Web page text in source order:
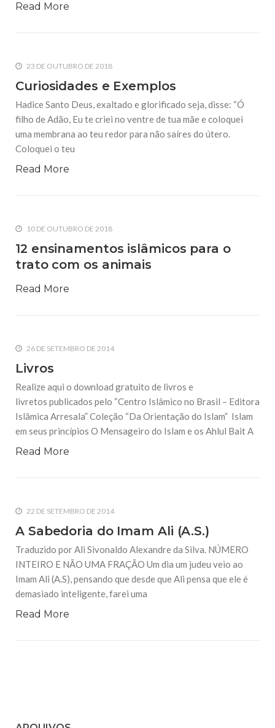
Read More
23 DE OUTUBRO DE 2018
Curiosidades e Exemplos
Hadice Santo Deus, exaltado e glorificado seja, disse: “Ó
filho de Adão, Eu te criei no ventre de tua mãe e coloquei
uma membrana ao teu redor para não saíres do útero.
Coloquei o teu
Read More
10 DE OUTUBRO DE 2018
12 ensinamentos islâmicos para o
trato com os animais
Read More
26 DE SETEMBRO DE 2014
Livros
Realize aqui o download gratuito de livros e
livretos publicados pelo “Centro Islâmico no Brasil – Editora
Islâmica Arresala” Coleção “Da Orientação do Islam” Islam
em seus princípios O Mensageiro do Islam e os Ahlul Bait A
Read More
22 DE SETEMBRO DE 2014
A Sabedoria do Imam Ali (A.S.)
Traduzido por Ali Sivonaldo Alexandre da Silva. NÚMERO
INTEIRO E NÃO UMA FRAÇÃO Um dia um judeu veio ao
Imam Ali (A.S), pensando que desde que Ali pensa que ele é
demasiado inteligente, farei uma
Read More